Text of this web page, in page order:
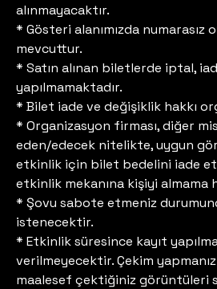
alınmayacaktır.
* Gösteri alanımızda numarasız
mevcuttur.
* Satın alınan biletlerde iptal,
yapılmamaktadır.
* Bilet iade ve değişiklik hakkı
* Organizasyon firması, diğer
eden/edecek nitelikte, uygun
etkinlik için bilet bedelini iade
etkinlik mekanına kişiyi almama
* Şovu sabote etmeniz
istenecektir.
* Etkinlik süresince kayıt
verilmeyecektir. Çekim
maalesef çektiğiniz görüntüleri